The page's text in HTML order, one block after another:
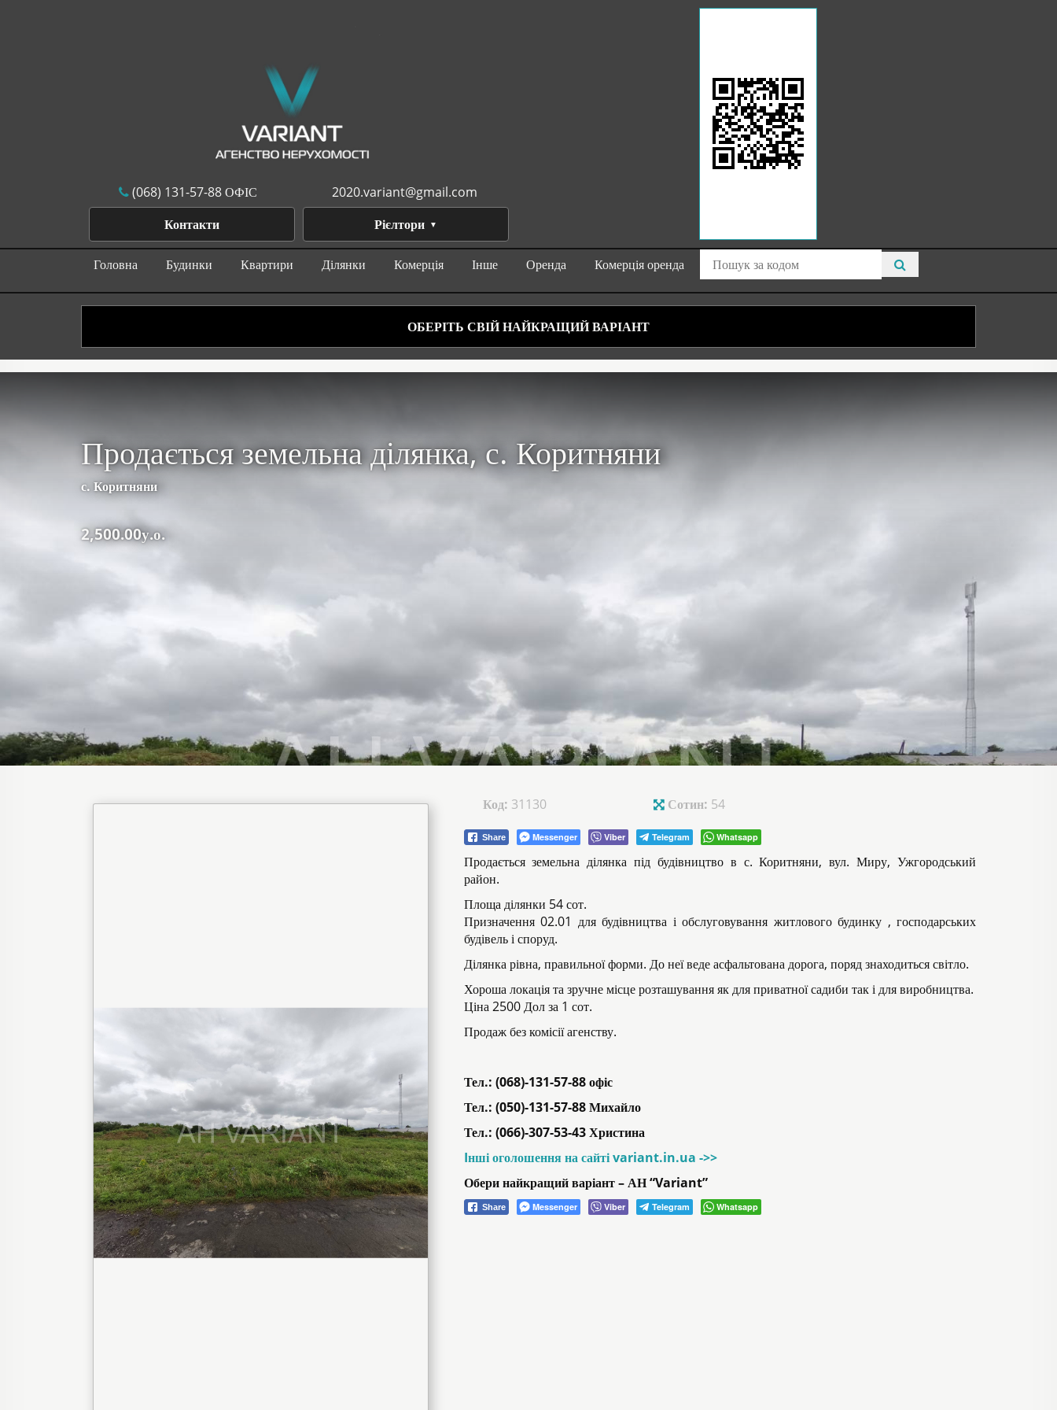
(068) 131-57-88 ОФІС
2020.variant@gmail.com
Контакти
Рієлтори
Головна Будинки Квартири Ділянки Комерція Інше Оренда Комерція оренда
ОБЕРІТЬ СВІЙ НАЙКРАЩИЙ ВАРІАНТ
Продається земельна ділянка, с. Коритняни
с. Коритняни
2,500.00у.о.
Код: 31130 Сотин: 54
Share Messenger Viber Telegram Whatsapp
Продається земельна ділянка під будівництво в с. Коритняни, вул. Миру, Ужгородський
район.
Площа ділянки 54 сот.
Призначення 02.01 для будівництва і обслуговування житлового будинку , господарських
будівель і споруд.
Ділянка рівна, правильної форми. До неї веде асфальтована дорога, поряд знаходиться світло.
Хороша локація та зручне місце розташування як для приватної садиби так і для виробництва.
Ціна 2500 Дол за 1 сот.
Продаж без комісії агенству.
Тел.: (068)-131-57-88 офіс
Тел.: (050)-131-57-88 Михайло
Тел.: (066)-307-53-43 Христина
Iнші оголошення на сайті variant.in.ua ->>
Обери найкращий варіант – АН “Variant”
Share Messenger Viber Telegram Whatsapp